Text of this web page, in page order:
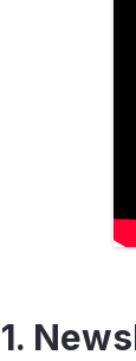
1.